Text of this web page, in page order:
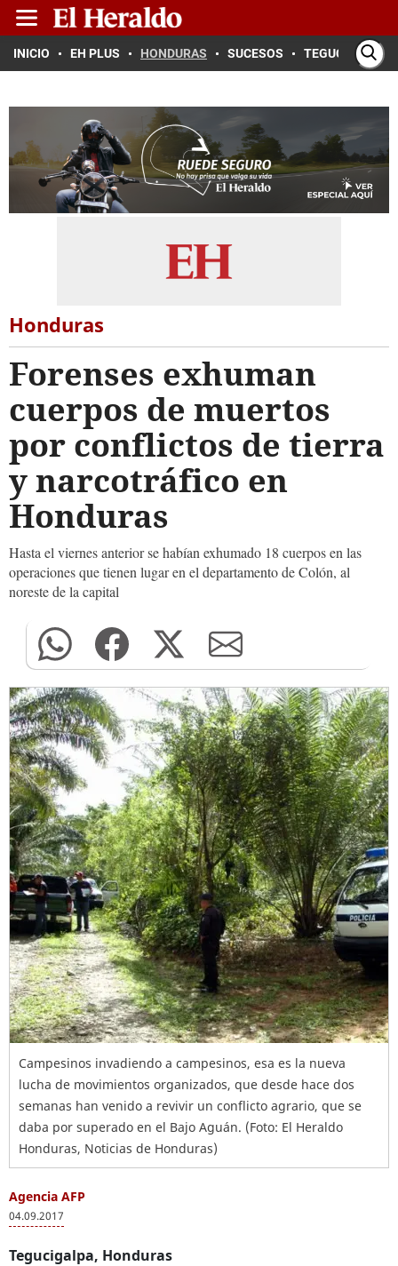
INICIO EH PLUS HONDURAS SUCESOS TEGUCIGALPA
Honduras
Forenses exhuman
cuerpos de muertos
por conflictos de tierra
y narcotráfico en
Honduras
Hasta el viernes anterior se habían exhumado 18 cuerpos en las
operaciones que tienen lugar en el departamento de Colón, al
noreste de la capital
Campesinos invadiendo a campesinos, esa es la nueva
lucha de movimientos organizados, que desde hace dos
semanas han venido a revivir un conflicto agrario, que se
daba por superado en el Bajo Aguán. (Foto: El Heraldo
Honduras, Noticias de Honduras)
Agencia AFP
04.09.2017
Tegucigalpa, Honduras